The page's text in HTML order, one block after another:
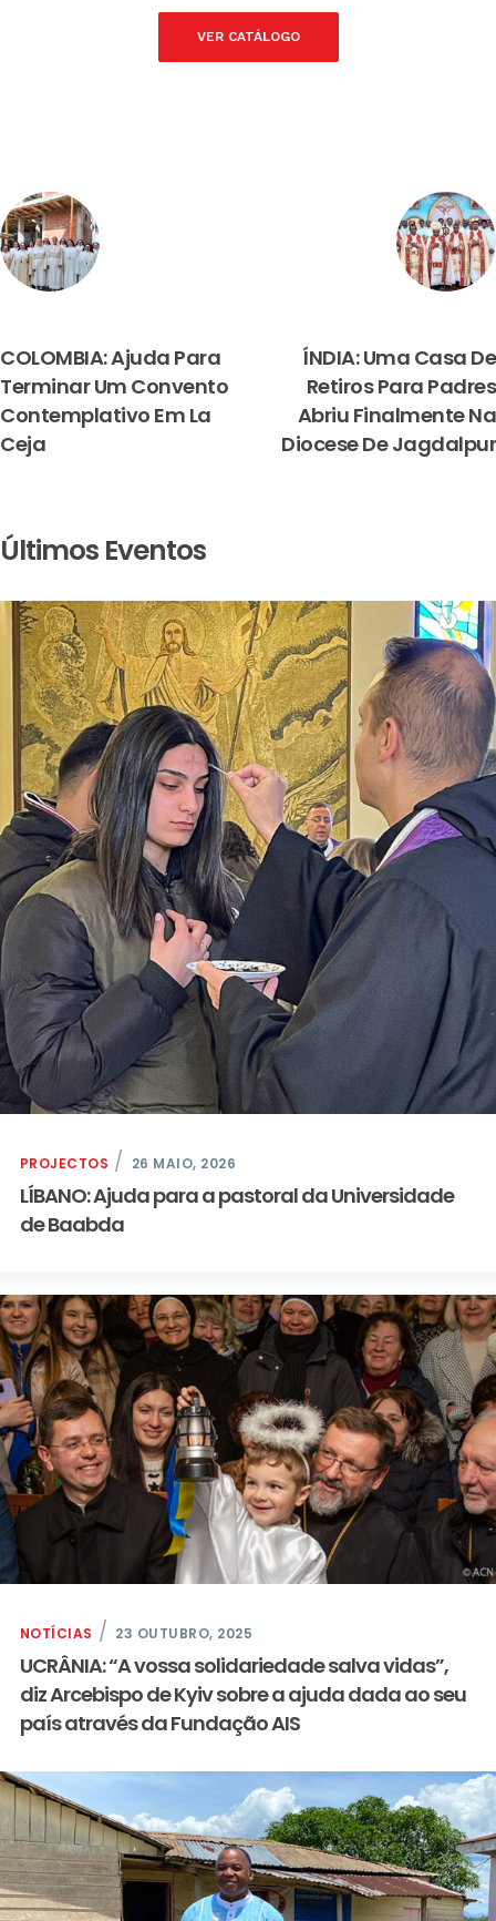
VER CATÁLOGO
COLOMBIA: Ajuda Para
Terminar Um Convento
Contemplativo Em La
Ceja
ÍNDIA: Uma Casa De
Retiros Para Padres
Abriu Finalmente Na
Diocese De Jagdalpur
Últimos Eventos
PROJECTOS 26 MAIO, 2026
LÍBANO: Ajuda para a pastoral da Universidade
de Baabda
NOTÍCIAS 23 OUTUBRO, 2025
UCRÂNIA: “A vossa solidariedade salva vidas”,
diz Arcebispo de Kyiv sobre a ajuda dada ao seu
país através da Fundação AIS